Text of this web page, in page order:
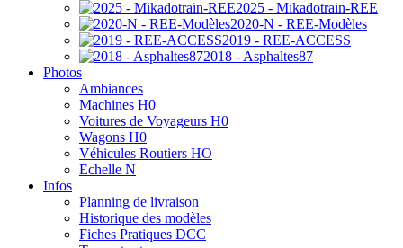
2025 - Mikadotrain-REE
2020-N - REE-Modèles
2019 - REE-ACCESS
2018 - Asphaltes87
Photos
Ambiances
Machines H0
Voitures de Voyageurs H0
Wagons H0
Véhicules Routiers HO
Echelle N
Infos
Planning de livraison
Historique des modèles
Fiches Pratiques DCC